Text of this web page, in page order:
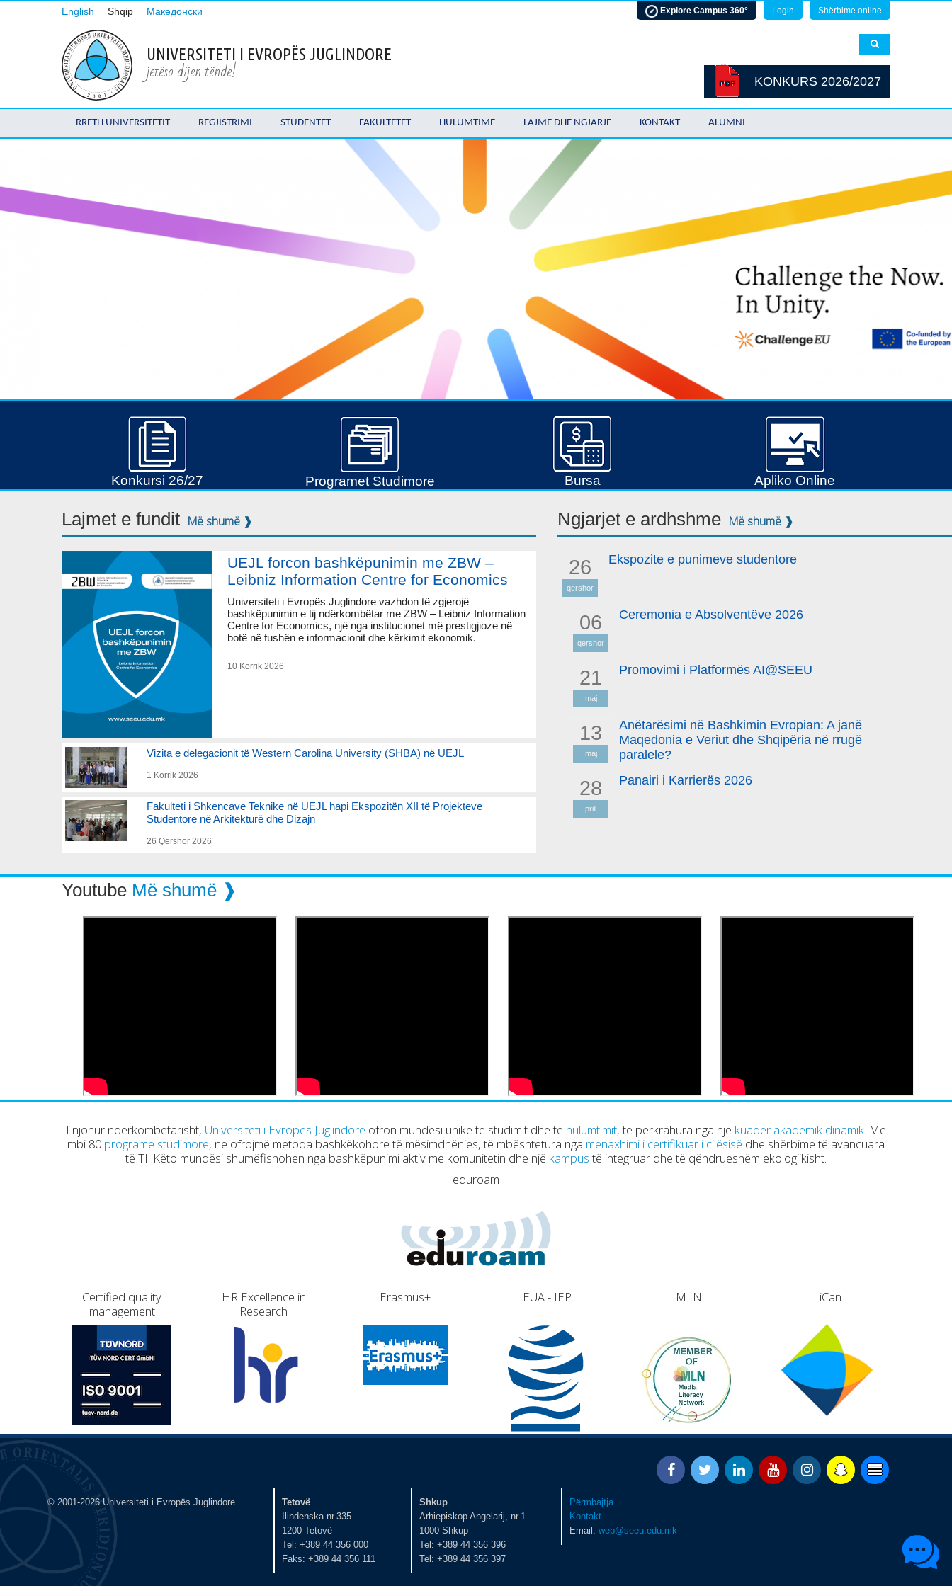
English Shqip Македонски
UNIVERSITETI I EVROPËS JUGLINDORE
jetëso dijen tënde!
Explore Campus 360° Login Shërbime online
KONKURS 2026/2027
RRETH UNIVERSITETIT REGJISTRIMI STUDENTËT FAKULTETET HULUMTIME LAJME DHE NGJARJE KONTAKT ALUMNI
Konkursi 26/27 Programet Studimore Bursa Apliko Online
Lajmet e fundit Më shumë ❱
UEJL forcon bashkëpunimin me ZBW –
Leibniz Information Centre for Economics
Universiteti i Evropës Juglindore vazhdon të zgjerojë
bashkëpunimin e tij ndërkombëtar me ZBW – Leibniz Information
Centre for Economics, një nga institucionet më prestigjioze në
botë në fushën e informacionit dhe kërkimit ekonomik.
10 Korrik 2026
Vizita e delegacionit të Western Carolina University (SHBA) në UEJL
1 Korrik 2026
Fakulteti i Shkencave Teknike në UEJL hapi Ekspozitën XII të Projekteve
Studentore në Arkitekturë dhe Dizajn
26 Qershor 2026
Ngjarjet e ardhshme Më shumë ❱
26
qershor
Ekspozite e punimeve studentore
06
qershor
Ceremonia e Absolventëve 2026
21
maj
Promovimi i Platformës AI@SEEU
13
maj
Anëtarësimi në Bashkimin Evropian: A janë
Maqedonia e Veriut dhe Shqipëria në rrugë
paralele?
28
prill
Panairi i Karrierës 2026
Youtube Më shumë ❱
I njohur ndërkombëtarisht, Universiteti i Evropës Juglindore ofron mundësi unike të studimit dhe të hulumtimit,të përkrahura nga një kuadër akademik dinamik. Me
mbi 80 programe studimore, ne ofrojmë metoda bashkëkohore të mësimdhënies, të mbështetura nga menaxhimi i certifikuar i cilësisë dhe shërbime të avancuara
të TI. Këto mundësi shumëfishohen nga bashkëpunimi aktiv me komunitetin dhe një kampustë integruar dhe të qëndrueshëm ekologjikisht.
eduroam
Certified quality
management
HR Excellence in
Research
Erasmus+ EUA - IEP MLN iCan
© 2001-2026 Universiteti i Evropës Juglindore.
Tetovë
Ilindenska nr.335
1200 Tetovë
Tel: +389 44 356 000
Faks: +389 44 356 111
Shkup
Arhiepiskop Angelarij, nr.1
1000 Shkup
Tel: +389 44 356 396
Tel: +389 44 356 397
Përmbajtja
Kontakt
Email: web@seeu.edu.mk